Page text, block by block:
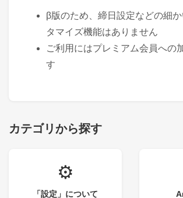
β版のため、締日設定などの細
タマイズ機能はありません
ご利用にはプレミアム会員への
す
カテゴリから探す
⚙️
「設定」について